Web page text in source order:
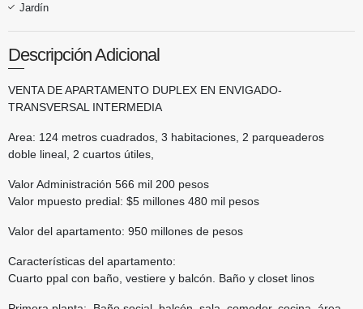
Jardín
Descripción Adicional
VENTA DE APARTAMENTO DUPLEX EN ENVIGADO-
TRANSVERSAL INTERMEDIA
Area: 124 metros cuadrados, 3 habitaciones, 2 parqueaderos
doble lineal, 2 cuartos útiles,
Valor Administración 566 mil 200 pesos
Valor mpuesto predial: $5 millones 480 mil pesos
Valor del apartamento: 950 millones de pesos
Características del apartamento:
Cuarto ppal con baño, vestiere y balcón. Baño y closet linos